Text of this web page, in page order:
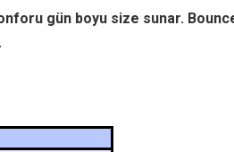
gün boyu size sunar.